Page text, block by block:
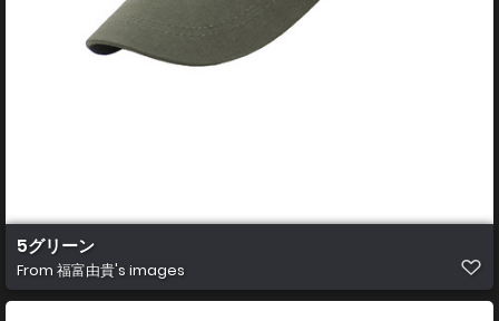
5グリーン
From 福富由貴's images